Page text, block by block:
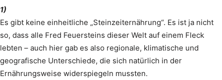
1)
Es gibt keine einheitliche „Steinzeiternährung“. Es ist ja nicht
so, dass alle Fred Feuersteins dieser Welt auf einem Fleck
lebten – auch hier gab es also regionale, klimatische und
geografische Unterschiede, die sich natürlich in der
Ernährungsweise widerspiegeln mussten.